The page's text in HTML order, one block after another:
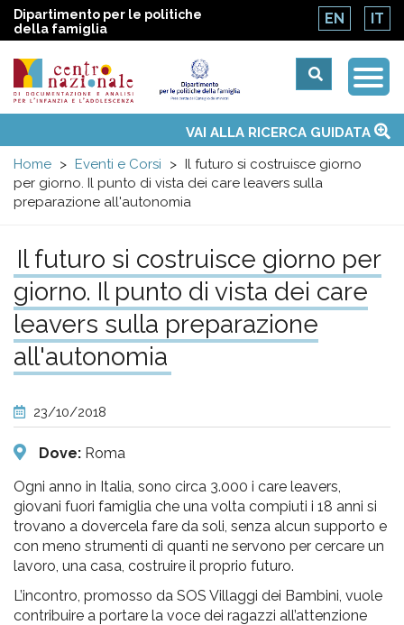
Dipartimento per le politiche
della famiglia
EN IT
Centro
nazionale
di
Documentazione
e
analisi
pr
l'infanzia
e
l'adolescenza
menu
Temi
Attività
Convenzione ONUVAI ALLA RICERCA GUIDATA
Home
Eventi e Corsi
Il futuro si costruisce giorno
per giorno. Il punto di vista dei care leavers sulla
preparazione all'autonomia
Il futuro si costruisce giorno per
giorno. Il punto di vista dei care
leavers sulla preparazione
all'autonomia
23/10/2018
Dove: Roma
Ogni anno in Italia, sono circa 3.000 i care leavers,
giovani fuori famiglia che una volta compiuti i 18 anni si
trovano a dovercela fare da soli, senza alcun supporto e
con meno strumenti di quanti ne servono per cercare un
lavoro, una casa, costruire il proprio futuro.
L’incontro, promosso da SOS Villaggi dei Bambini, vuole
contribuire a portare la voce dei ragazzi all’attenzione